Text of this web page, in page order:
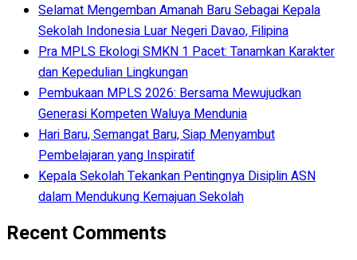
Selamat Mengemban Amanah Baru Sebagai Kepala
Sekolah Indonesia Luar Negeri Davao, Filipina
Pra MPLS Ekologi SMKN 1 Pacet: Tanamkan Karakter
dan Kepedulian Lingkungan
Pembukaan MPLS 2026: Bersama Mewujudkan
Generasi Kompeten Waluya Mendunia
Hari Baru, Semangat Baru, Siap Menyambut
Pembelajaran yang Inspiratif
Kepala Sekolah Tekankan Pentingnya Disiplin ASN
dalam Mendukung Kemajuan Sekolah
Recent Comments